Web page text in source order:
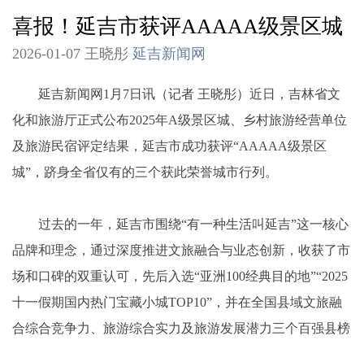
喜报！延吉市获评AAAAA级景区城
2026-01-07 王晓彤 延吉新闻网
延吉新闻网1月7日讯（记者 王晓彤）近日，吉林省文
化和旅游厅正式公布2025年A级景区城、乡村旅游经营单位
及旅游民宿评定结果，延吉市成功获评“AAAAA级景区
城”，跻身全省仅有的三个获此荣誉城市行列。
过去的一年，延吉市围绕“有一种生活叫延吉”这一核心
品牌和理念，通过深度推进文旅融合与业态创新，收获了市
场和口碑的双重认可，先后入选“亚洲100经典目的地”“2025
十一假期国内热门宝藏小城TOP10”，并在全国县域文旅融
合综合竞争力、旅游综合实力及旅游发展潜力三个百强县榜